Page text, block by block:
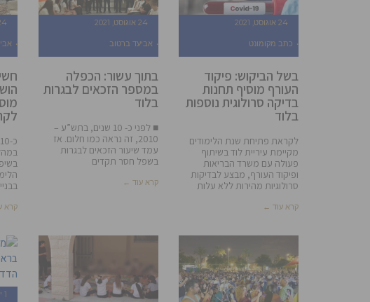
24 אוגוסט, 2021
כתב מקומונט
בשל הביקוש: פיקוד
העורף מוסיף תחנות
בדיקה סרולוגית נוספות
בלוד
לקראת פתיחת שנת הלימודים
מקיימת עיריית לוד בשיתוף
פעולה עם משרד הבריאות
ופיקוד העורף, מבצע לבדיקות
סרולוגיות מהירות ללא עלות
קרא עוד ←
24 אוגוסט, 2021
אביעד ברטוב
בתוך עשור: הכפלה
במספר הזכאים לבגרות
בלוד
■ לפני כ- 10 שנים, בתש”ע –
2010, זה נראה כמו חלום. אז
עמד שיעור הזכאים לבגרות
בשפל חסר תקדים
קרא עוד ←
24
קרא
1 יוני, 2021